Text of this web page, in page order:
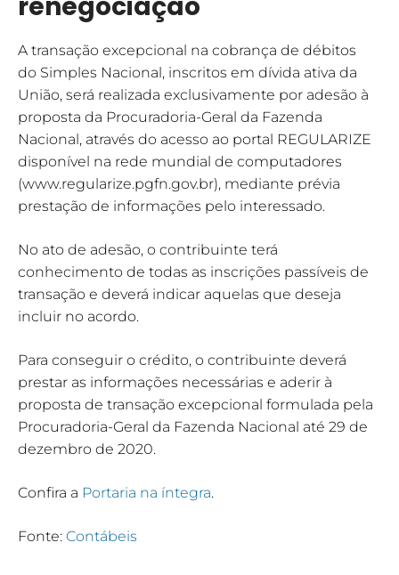
A transação excepcional na cobrança de débitos
do Simples Nacional, inscritos em dívida ativa da
União, será realizada exclusivamente por adesão à
proposta da Procuradoria-Geral da Fazenda
Nacional, através do acesso ao portal REGULARIZE
disponível na rede mundial de computadores
(www.regularize.pgfn.gov.br), mediante prévia
prestação de informações pelo interessado.
No ato de adesão, o contribuinte terá
conhecimento de todas as inscrições passíveis de
transação e deverá indicar aquelas que deseja
incluir no acordo.
Para conseguir o crédito, o contribuinte deverá
prestar as informações necessárias e aderir à
proposta de transação excepcional formulada pela
Procuradoria-Geral da Fazenda Nacional até 29 de
dezembro de 2020.
Confira a Portaria na íntegra.
Fonte: Contábeis